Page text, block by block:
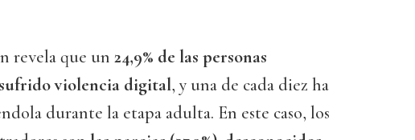
revela que un 24,9% de las personas
violencia digital, y una de cada diez ha
durante la etapa adulta. En este caso, los